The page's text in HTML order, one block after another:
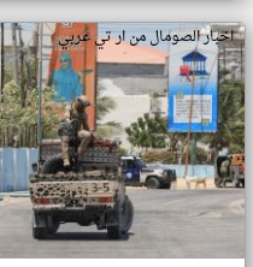
اخبار الصومال من ار تي عربي